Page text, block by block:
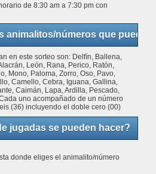
de 8:30 am a 7:30 pm con
animalitos/números que puedo
en este sorteo son: Delfín, Ballena,
León, Rana, Perico, Ratón,
Mono, Paloma, Zorro, Oso, Pavo,
Camello, Cebra, Iguana, Gallina,
Caimán, Lapa, Ardilla, Pescado,
uno acompañado de un número
(36) incluyendo el doble cero (00)
jugadas se pueden hacer?
donde eliges el animalito/número